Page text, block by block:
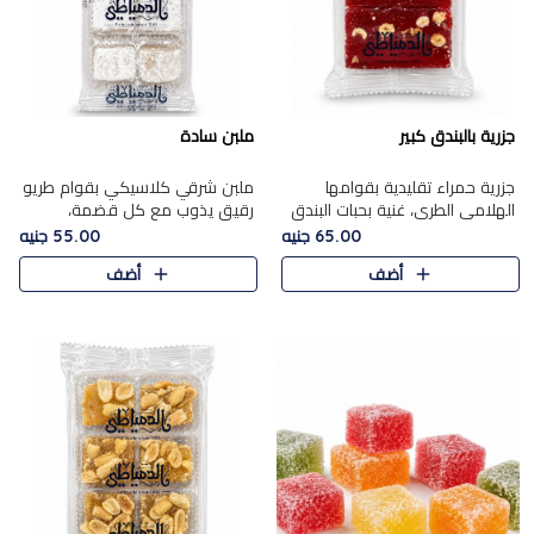
جزرية بالبندق كبير
جزرية حمراء تقليدية بقوامها
الهلامي الطري، غنية بحبات البندق
الفاخرة التي تضيف قرمشة راقية
إلى قوامها الناعم، لتقدم مزيجًا
متوازنًا من النكه..
65.00 جنيه
أضف
ملبن سادة
ملبن شرقي كلاسيكي بقوام طريو
رقيق يذوب مع كل قضمة،
مغطى بطبقة ناعمة من السكر
البودرة ليقدم المذاق الأصيل الذي
ارتبط بحلويات المولد التقليدي..
55.00 جنيه
أضف